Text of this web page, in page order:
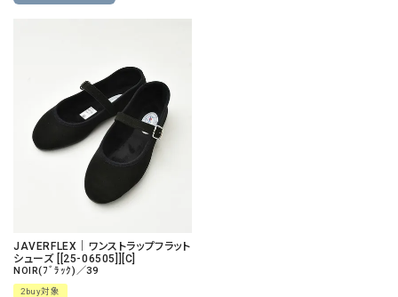
JAVERFLEX｜ワンストラップフラット
シューズ [[25-06505]][C]
NOIR(ﾌﾞﾗｯｸ)／39
2buy対象